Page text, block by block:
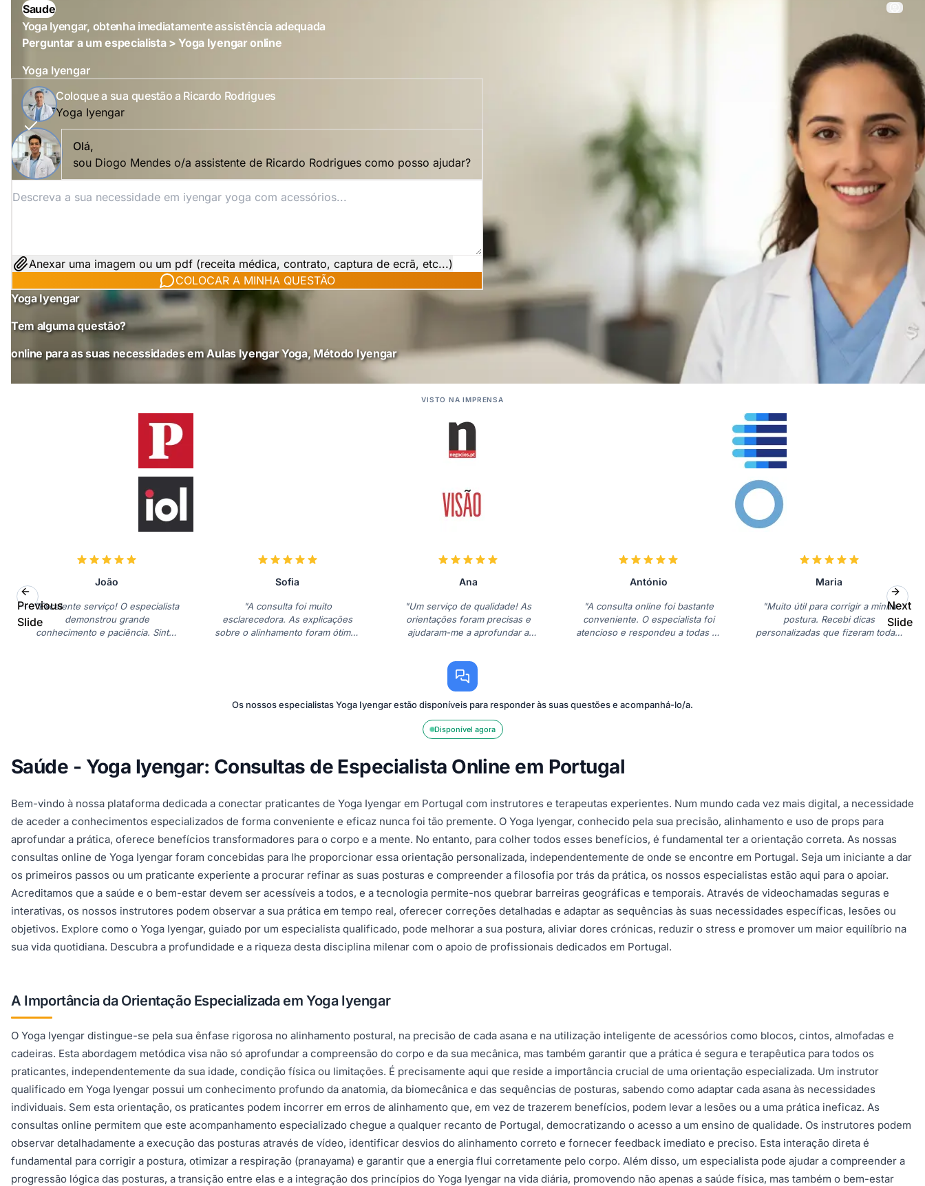
Saude
Yoga Iyengar, obtenha imediatamente assistência adequada
Perguntar a um especialista > Yoga Iyengar online
Yoga Iyengar
Coloque a sua questão a Ricardo Rodrigues
Yoga Iyengar
Olá,
sou Diogo Mendes o/a assistente de Ricardo Rodrigues como posso ajudar?
Anexar uma imagem ou um pdf (receita médica, contrato, captura de ecrã, etc...)
COLOCAR A MINHA QUESTÃO
Yoga Iyengar
Tem alguma questão?
online para as suas necessidades em Aulas Iyengar Yoga, Método Iyengar
VISTO NA IMPRENSA
João
"Excelente serviço! O especialista
demonstrou grande
conhecimento e paciência. Sinto-
Sofia
"A consulta foi muito
esclarecedora. As explicações
sobre o alinhamento foram ótimas
Ana
"Um serviço de qualidade! As
orientações foram precisas e
ajudaram-me a aprofundar a
António
"A consulta online foi bastante
conveniente. O especialista foi
atencioso e respondeu a todas as
Maria
"Muito útil para corrigir a minha
postura. Recebi dicas
personalizadas que fizeram toda a
Previous
Slide
Next
Slide
Os nossos especialistas Yoga Iyengar estão disponíveis para responder às suas questões e acompanhá-lo/a.
Disponível agora
Saúde - Yoga Iyengar: Consultas de Especialista Online em Portugal
Bem-vindo à nossa plataforma dedicada a conectar praticantes de Yoga Iyengar em Portugal com instrutores e terapeutas experientes. Num mundo cada vez mais digital, a necessidade
de aceder a conhecimentos especializados de forma conveniente e eficaz nunca foi tão premente. O Yoga Iyengar, conhecido pela sua precisão, alinhamento e uso de props para
aprofundar a prática, oferece benefícios transformadores para o corpo e a mente. No entanto, para colher todos esses benefícios, é fundamental ter a orientação correta. As nossas
consultas online de Yoga Iyengar foram concebidas para lhe proporcionar essa orientação personalizada, independentemente de onde se encontre em Portugal. Seja um iniciante a dar
os primeiros passos ou um praticante experiente a procurar refinar as suas posturas e compreender a filosofia por trás da prática, os nossos especialistas estão aqui para o apoiar.
Acreditamos que a saúde e o bem-estar devem ser acessíveis a todos, e a tecnologia permite-nos quebrar barreiras geográficas e temporais. Através de videochamadas seguras e
interativas, os nossos instrutores podem observar a sua prática em tempo real, oferecer correções detalhadas e adaptar as sequências às suas necessidades específicas, lesões ou
objetivos. Explore como o Yoga Iyengar, guiado por um especialista qualificado, pode melhorar a sua postura, aliviar dores crónicas, reduzir o stress e promover um maior equilíbrio na
sua vida quotidiana. Descubra a profundidade e a riqueza desta disciplina milenar com o apoio de profissionais dedicados em Portugal.
A Importância da Orientação Especializada em Yoga Iyengar
O Yoga Iyengar distingue-se pela sua ênfase rigorosa no alinhamento postural, na precisão de cada asana e na utilização inteligente de acessórios como blocos, cintos, almofadas e
cadeiras. Esta abordagem metódica visa não só aprofundar a compreensão do corpo e da sua mecânica, mas também garantir que a prática é segura e terapêutica para todos os
praticantes, independentemente da sua idade, condição física ou limitações. É precisamente aqui que reside a importância crucial de uma orientação especializada. Um instrutor
qualificado em Yoga Iyengar possui um conhecimento profundo da anatomia, da biomecânica e das sequências de posturas, sabendo como adaptar cada asana às necessidades
individuais. Sem esta orientação, os praticantes podem incorrer em erros de alinhamento que, em vez de trazerem benefícios, podem levar a lesões ou a uma prática ineficaz. As
consultas online permitem que este acompanhamento especializado chegue a qualquer recanto de Portugal, democratizando o acesso a um ensino de qualidade. Os instrutores podem
observar detalhadamente a execução das posturas através de vídeo, identificar desvios do alinhamento correto e fornecer feedback imediato e preciso. Esta interação direta é
fundamental para corrigir a postura, otimizar a respiração (pranayama) e garantir que a energia flui corretamente pelo corpo. Além disso, um especialista pode ajudar a compreender a
progressão lógica das posturas, a transição entre elas e a integração dos princípios do Yoga Iyengar na vida diária, promovendo não apenas a saúde física, mas também o bem-estar